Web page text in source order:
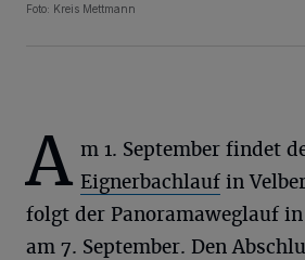
Foto: Kreis Mettmann
A m 1. September findet
Eignerbachlauf in
folgt der Panoramaweglauf
am 7. September. Den